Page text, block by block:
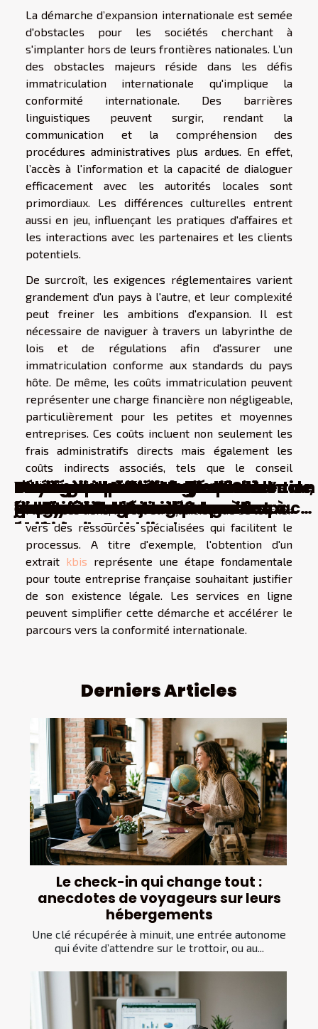
La démarche d’expansion internationale est semée
d'obstacles pour les sociétés cherchant à
s'implanter hors de leurs frontières nationales. L’un
des obstacles majeurs réside dans les défis
immatriculation internationale qu'implique la
conformité internationale. Des barrières
linguistiques peuvent surgir, rendant la
communication et la compréhension des
procédures administratives plus ardues. En effet,
l’accès à l'information et la capacité de dialoguer
efficacement avec les autorités locales sont
primordiaux. Les différences culturelles entrent
aussi en jeu, influençant les pratiques d'affaires et
les interactions avec les partenaires et les clients
potentiels.
De surcroît, les exigences réglementaires varient
grandement d'un pays à l'autre, et leur complexité
peut freiner les ambitions d'expansion. Il est
nécessaire de naviguer à travers un labyrinthe de
lois et de régulations afin d'assurer une
immatriculation conforme aux standards du pays
hôte. De même, les coûts immatriculation peuvent
représenter une charge financière non négligeable,
particulièrement pour les petites et moyennes
entreprises. Ces coûts incluent non seulement les
frais administratifs directs mais également les
coûts indirects associés, tels que le conseil
juridique et la traduction de documents.
Face à ces défis, il peut être judicieux de se tourner
vers des ressources spécialisées qui facilitent le
processus. A titre d'exemple, l'obtention d'un
extrait kbis représente une étape fondamentale
pour toute entreprise française souhaitant justifier
de son existence légale. Les services en ligne
peuvent simplifier cette démarche et accélérer le
parcours vers la conformité internationale.
Derniers Articles
Le check-in qui change tout :
anecdotes de voyageurs sur leurs
hébergements
Une clé récupérée à minuit, une entrée autonome
qui évite d’attendre sur le trottoir, ou au...
Maximiser vos chances d'obtention
d'un titre de séjour : conseils
pratiques
Startups innovantes hors Silicon
Valley émergence de nouveaux
hubs technologiques
Les nouvelles routes de la soie
analyse des investissements
chinois en Eurasie
Tourisme spatial tendances et
implications pour l'économie
globale
Stratégies efficaces pour
économiser l'énergie dans les
maisons modernes
Intelligence artificielle dans le
diagnostic médical progrès et
controverses
L'essor des technologies
financières en Asie et leurs impacts
globaux
Innovations en énergie
renouvelable et leur impact
économique global
Les implications internationales de
la location de monte-meubles à
Paris
Comment passer de belles
vacances en Russie ?
Voyage pour la Chine : quelle
garantie ?
Télécommande tombée dans l’eau,
que faire ?
Comment bien entretenir son
jardin